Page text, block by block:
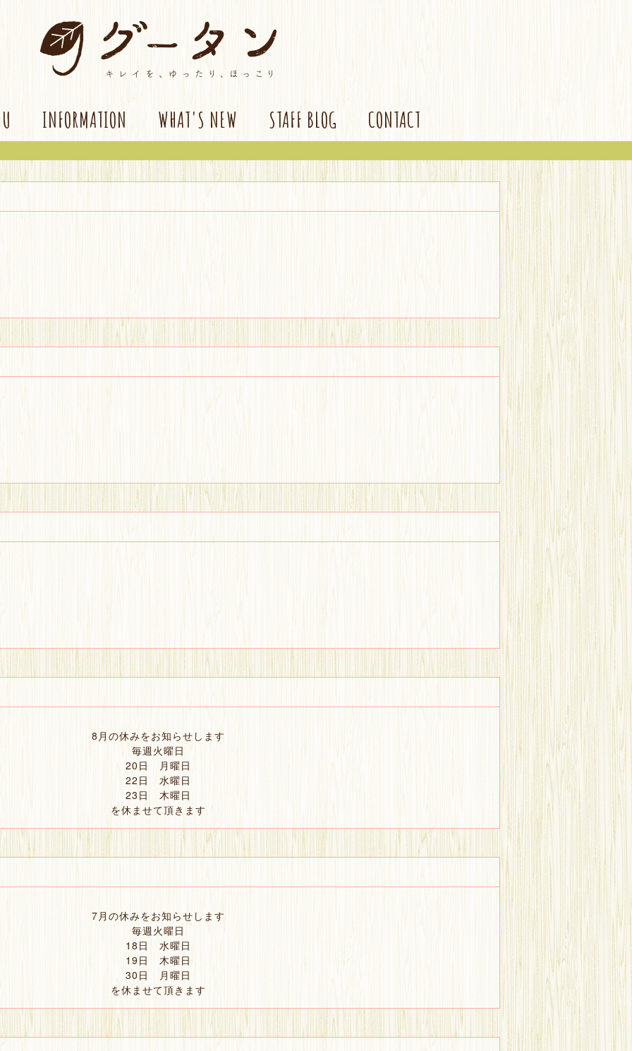
INFORMATION WHAT'S NEW STAFF BLOG CONTACT
8月の休みをお知らせします
毎週火曜日
20日 月曜日
22日 水曜日
23日 木曜日
を休ませて頂きます
7月の休みをお知らせします
毎週火曜日
18日 水曜日
19日 木曜日
30日 月曜日
を休ませて頂きます